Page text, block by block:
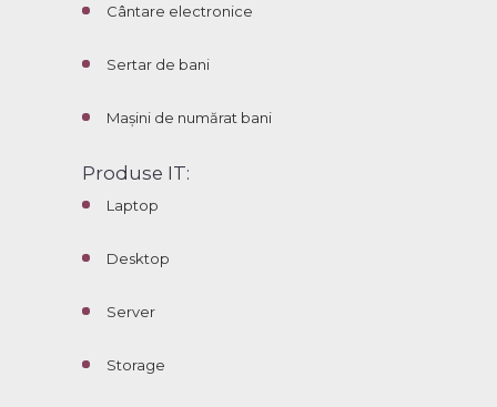
Cântare electronice
Sertar de bani
Mașini de numărat bani
Produse IT:
Laptop
Desktop
Server
Storage